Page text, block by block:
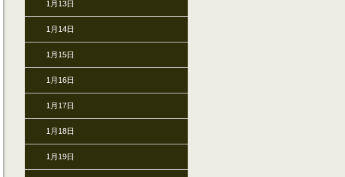
1月13日
1月14日
1月15日
1月16日
1月17日
1月18日
1月19日